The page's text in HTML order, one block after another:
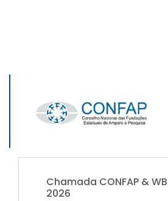
Chamada CONFAP &
2026